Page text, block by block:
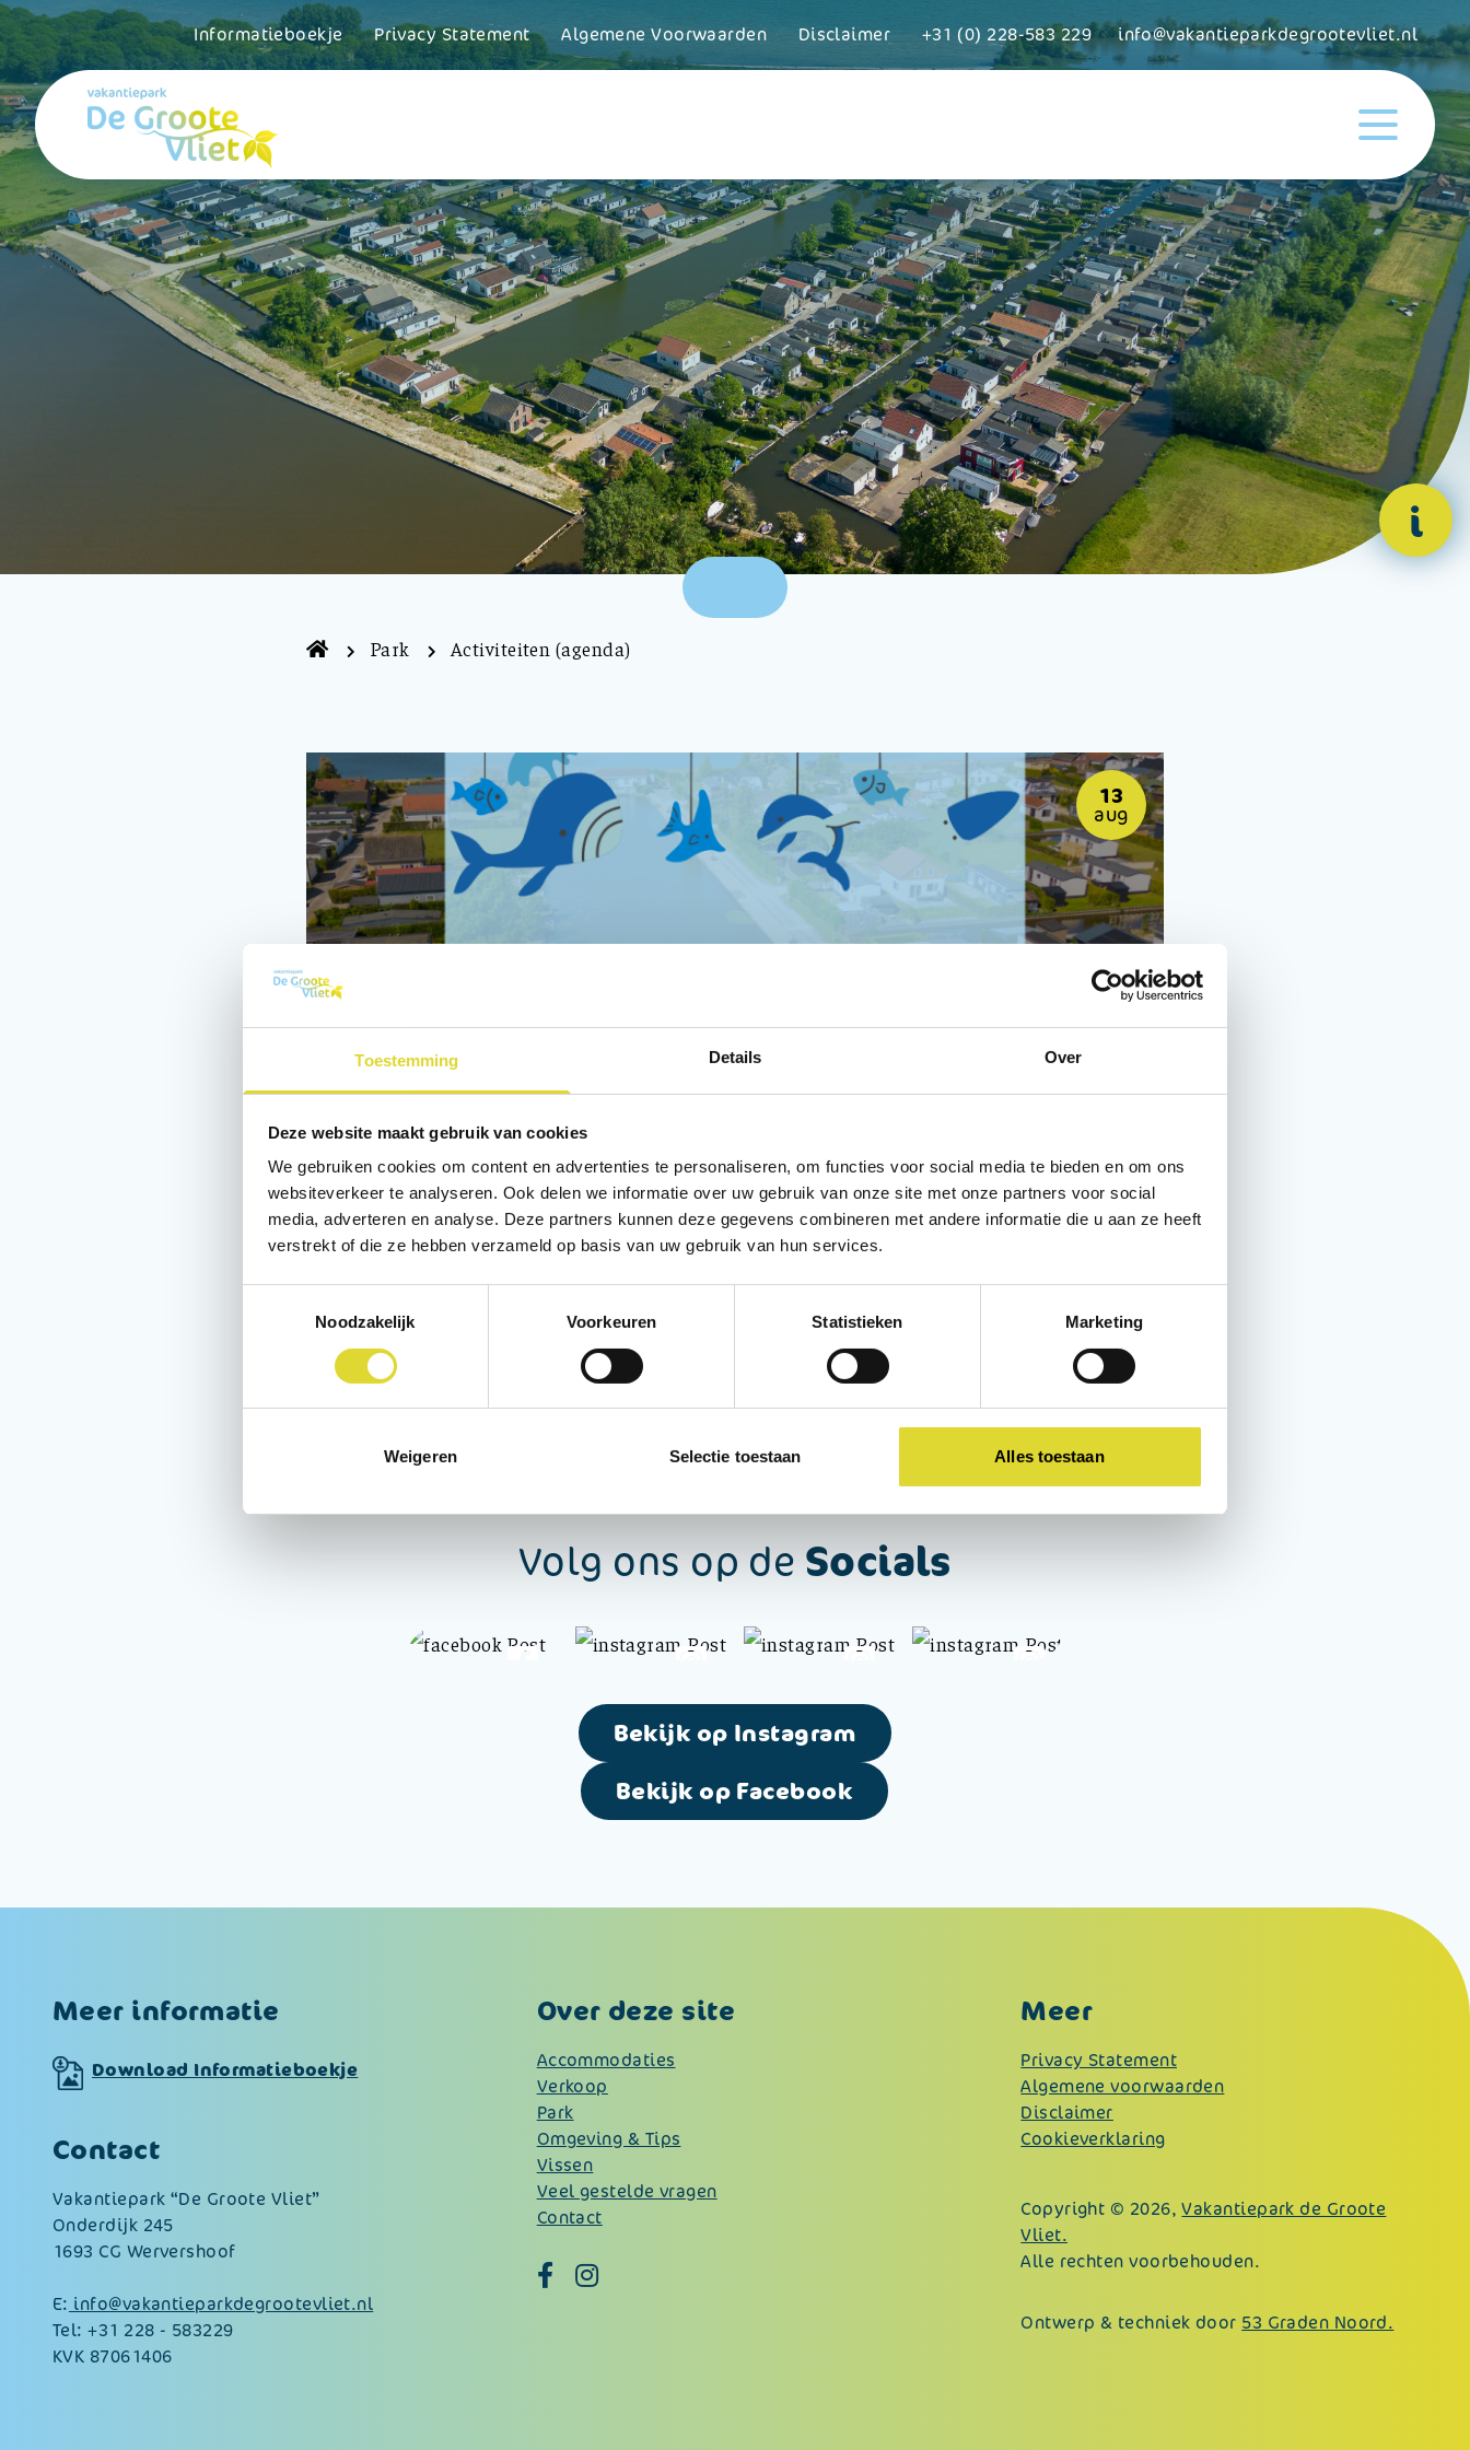
Toestemming Details Over
Deze website maakt gebruik van cookies
We gebruiken cookies om content en advertenties te personaliseren, om functies voor social media te bieden en om ons
websiteverkeer te analyseren. Ook delen we informatie over uw gebruik van onze site met onze partners voor social
media, adverteren en analyse. Deze partners kunnen deze gegevens combineren met andere informatie die u aan ze heeft
verstrekt of die ze hebben verzameld op basis van uw gebruik van hun services.
Noodzakelijk
Voorkeuren Statistieken Marketing
Weigeren Selectie toestaan Alles toestaan
Informatieboekje Privacy Statement Algemene Voorwaarden Disclaimer +31 (0) 228-583 229 info@vakantieparkdegrootevliet.nl
i
Park Activiteiten (agenda)
13/08/26
Kindervissen
Een leuke onderlinge wedstrijd voor alle kinderen begeleidt door Joop. Na afloop is er een prijsuitreiking
waarbij alle deelnemers een prijsje en een lekkere snack krijgen. Hengels en voer zijn aanwezig.
Verzamelen om 13.00 uur bij ’t Hartje.
13
aug
Volg ons op deSocials
Bekijk op Instagram
Bekijk op Facebook
Meer informatie
Download Informatieboekje
Contact
Vakantiepark “De Groote Vliet”
Onderdijk 245
1693 CG Wervershoof
E: info@vakantieparkdegrootevliet.nl
Tel:+31 228 - 583229
KVK 87061406
Over deze site
Accommodaties
Verkoop
Park
Omgeving & Tips
Vissen
Veel gestelde vragen
Contact
Meer
Privacy Statement
Algemene voorwaarden
Disclaimer
Cookieverklaring
Copyright © 2026,Vakantiepark de Groote
Vliet.
Alle rechten voorbehouden.
Ontwerp & techniek door 53 Graden Noord.